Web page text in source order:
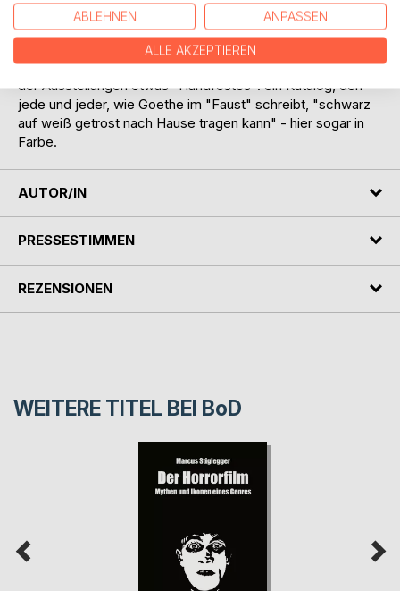
begrenzte Anzahl an Kunstinteressierten. Zum ersten Mal
stellt nun ein gedruckter Katalog Werke und Künstler vor,
die teilweise seit Jahren an dieser Kunstaktion rund um den
Berliner Kranoldplatz teilnehmen. So bleibt auch nach Ende
der Ausstellungen etwas "Handfestes": ein Katalog, den
jede und jeder, wie Goethe im "Faust" schreibt, "schwarz
auf weiß getrost nach Hause tragen kann" - hier sogar in
Farbe.
AUTOR/IN
PRESSESTIMMEN
REZENSIONEN
WEITERE TITEL BEI BoD
ABLEHNEN ANPASSEN
ALLE AKZEPTIEREN